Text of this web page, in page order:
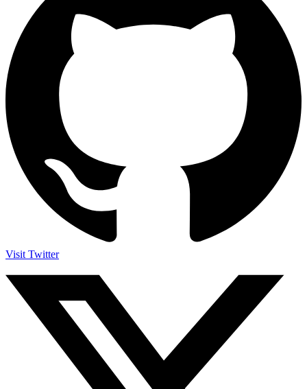
Visit Twitter